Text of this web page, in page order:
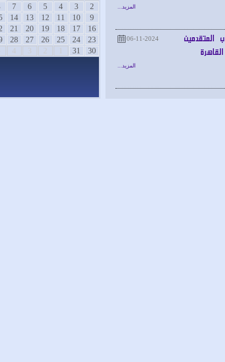
المزيد...
06-11-2024
المزيد...
10
11
12
13
14
15
17
18
19
20
21
22
24
25
26
27
28
29
31
1